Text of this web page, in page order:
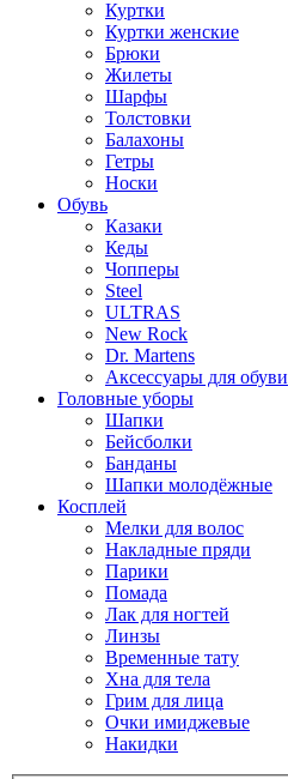
Куртки
Куртки женские
Брюки
Жилеты
Шарфы
Толстовки
Балахоны
Гетры
Носки
Обувь
Казаки
Кеды
Чопперы
Steel
ULTRAS
New Rock
Dr. Martens
Аксессуары для обуви
Головные уборы
Шапки
Бейсболки
Банданы
Шапки молодёжные
Косплей
Мелки для волос
Накладные пряди
Парики
Помада
Лак для ногтей
Линзы
Временные тату
Хна для тела
Грим для лица
Очки имиджевые
Накидки